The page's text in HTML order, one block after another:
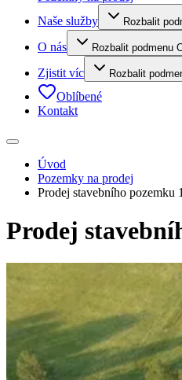
Naše služby
Rozbalit
O nás Rozbalit podmenu
Zjistit víc Rozbalit
Oblíbené
Kontakt
Úvod
Pozemky na prodej
Prodej stavebního pozemku
Prodej